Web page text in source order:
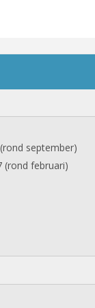
september)
(rond februari)